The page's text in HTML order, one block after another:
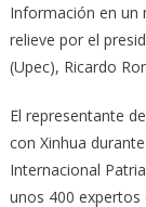
Información en un
relieve por el
(Upec), Ricardo
El representante
con Xinhua
Internacional
unos 400 expertos